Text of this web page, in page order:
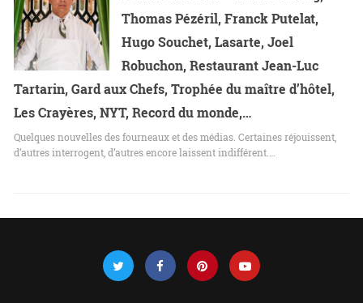
Thomas Pézéril, Franck Putelat,
Hugo Souchet, Lasarte, Joel
Robuchon, Restaurant Jean-Luc
Tartarin, Gard aux Chefs, Trophée du maître d’hôtel,
Les Crayères, NYT, Record du monde,…
Quelques nouvelles des fourneaux et des médias. Certaines réjouissent,
d’autres interrogent, d’autres encore laissent indifférent.…